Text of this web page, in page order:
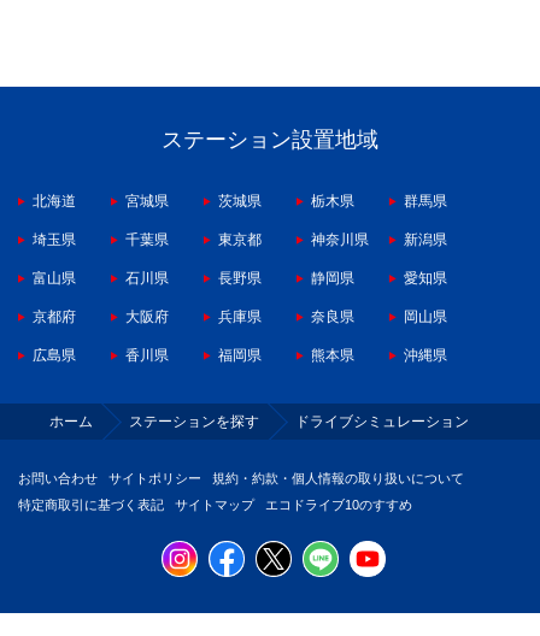
ステーション設置地域
北海道 宮城県 茨城県 栃木県 群馬県
埼玉県 千葉県 東京都 神奈川県 新潟県
富山県 石川県 長野県 静岡県 愛知県
京都府 大阪府 兵庫県 奈良県 岡山県
広島県 香川県 福岡県 熊本県 沖縄県
ホーム ステーションを探す ドライブシミュレーション
お問い合わせ サイトポリシー
規約・約款・個人情報の取り扱いについて
特定商取引に基づく表記
サイトマップ エコドライブ10のすすめ